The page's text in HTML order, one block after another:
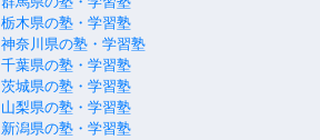
栃木県の塾・学習塾
神奈川県の塾・学習塾
千葉県の塾・学習塾
茨城県の塾・学習塾
山梨県の塾・学習塾
新潟県の塾・学習塾